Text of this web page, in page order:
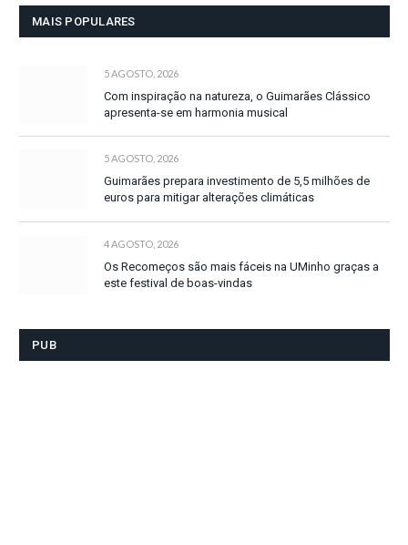
MAIS POPULARES
5 AGOSTO, 2026
Com inspiração na natureza, o Guimarães Clássico
apresenta-se em harmonia musical
5 AGOSTO, 2026
Guimarães prepara investimento de 5,5 milhões de
euros para mitigar alterações climáticas
4 AGOSTO, 2026
Os Recomeços são mais fáceis na UMinho graças a
este festival de boas-vindas
PUB